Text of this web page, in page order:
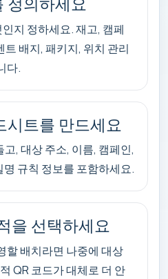
지 정하세요. 재고, 캠페
트 배지, 패키지, 위치 관리
다.
시트를 만드세요
, 대상 주소, 이름, 캠페인,
명 규칙 정보를 포함하세요.
을 선택하세요
할 배치라면 나중에 대상
QR 코드가 대체로 더 안